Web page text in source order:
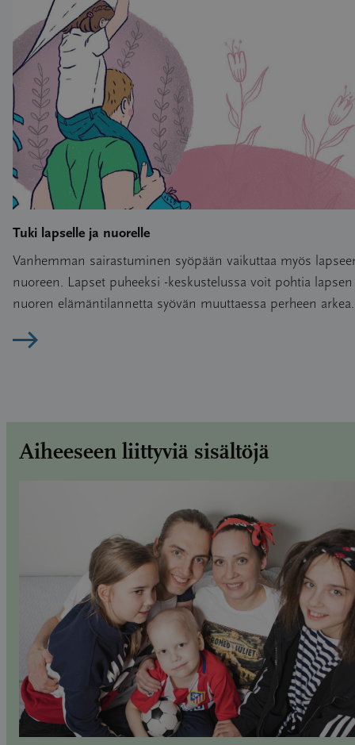
rakastat kumppania edelleen ja kaipaat rakkautta.
muuttaa muotoaan, nyt voi tuntua hyvälle se, kun
pitää kädestäsi, suutelee. Jo 20 sekunnin halaus tai 10
kädestä pitäminen ovat korvaamattomia keinoja stressin ja
ahdistuksen vähenemiseen.
Miten syöpään sairastuminen vaikuttaa seksuaalisuuteen
parisuhteessa?
Tuki lapselle ja nuorelle
Vanhemman sairastuminen syöpään vaikuttaa myös
nuoreen. Lapset puheeksi -keskustelussa voit pohtia
nuoren elämäntilannetta syövän muuttaessa perheen arkea.
Lue artikkeli
Aiheeseen liittyviä sisältöjä